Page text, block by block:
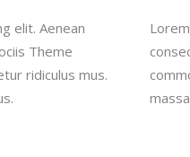
elit. Aenean
Theme
ridiculus mus.